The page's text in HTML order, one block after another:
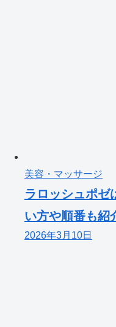
美容・マッサージ
ラロッシュポゼ
い方や順番も紹
2026年3月10日